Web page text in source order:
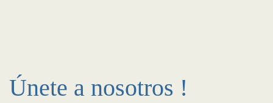
Únete a nosotros !